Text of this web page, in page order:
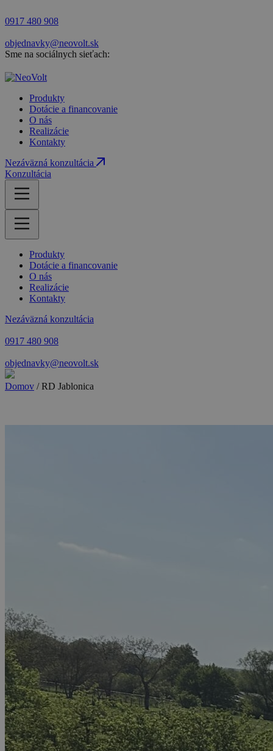
0917 480 908
objednavky@neovolt.sk
Sme na sociálnych sieťach:
Produkty
Dotácie a financovanie
O nás
Realizácie
Kontakty
Nezáväzná konzultácia
Konzultácia
Produkty
Dotácie a financovanie
O nás
Realizácie
Kontakty
Nezáväzná konzultácia
0917 480 908
objednavky@neovolt.sk
Domov /RD Jablonica